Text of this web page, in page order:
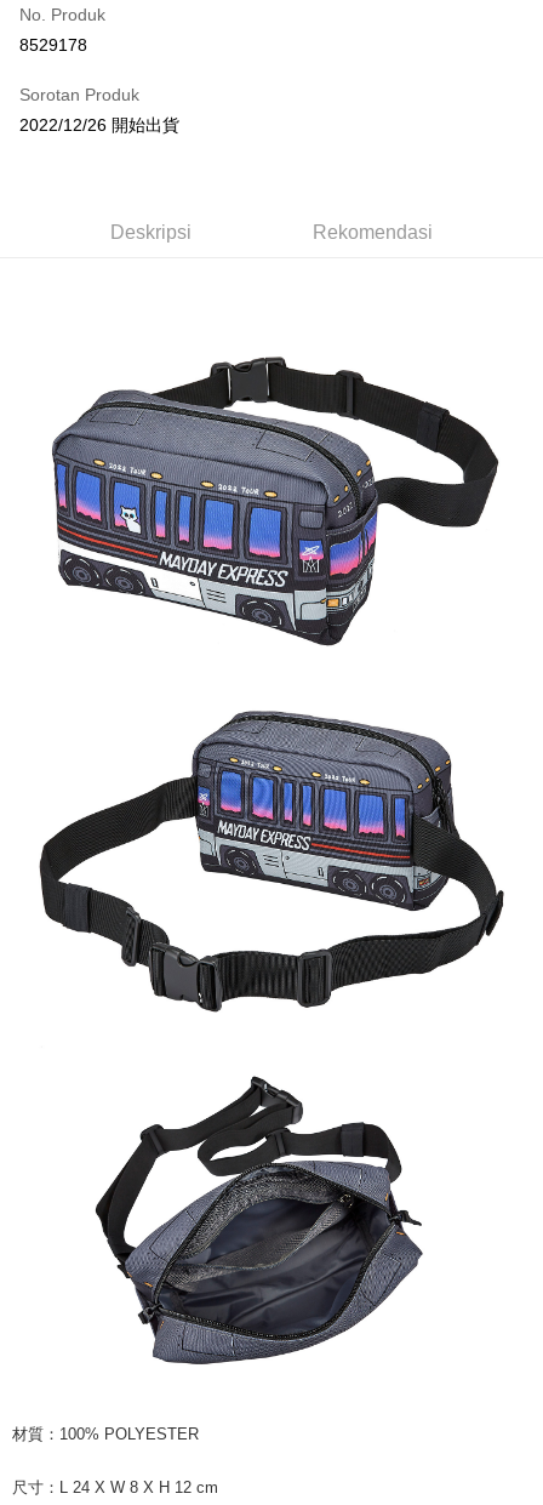
Pengambilan di Kedai Serbaneka
全家取貨付款
NT$65/pesanan | Penghantaran percuma untuk pesanan
NT$1,000 atau lebih
付款後全家取貨
NT$65/pesanan | Penghantaran percuma untuk pesanan
NT$1,000 atau lebih
NT$65/pesanan | Penghantaran percuma untuk pesanan
NT$65/pesanan | Penghantaran percuma untuk pesanan
NT$85/pesanan | Penghantaran percuma untuk pesanan
NT$1,000 atau lebih
海外地區配送 Kadar Penghantaran
No. Produk
8529178
Sorotan Produk
2022/12/26 開始出貨
Deskripsi Rekomendasi
材質：100% POLYESTER
尺寸：L 24 X W 8 X H 12 cm